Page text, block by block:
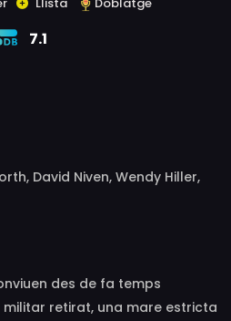
7.1
David Niven, Wendy Hiller,
Cathleen Nesbitt, Felix
Dalton, May Hallatt, Priscilla
des de fa temps
militar retirat, una mare estricta